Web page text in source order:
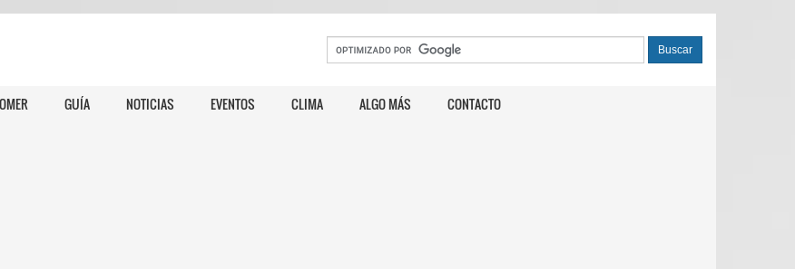
GUÍA NOTICIAS EVENTOS CLIMA ALGO MÁS CONTACTO